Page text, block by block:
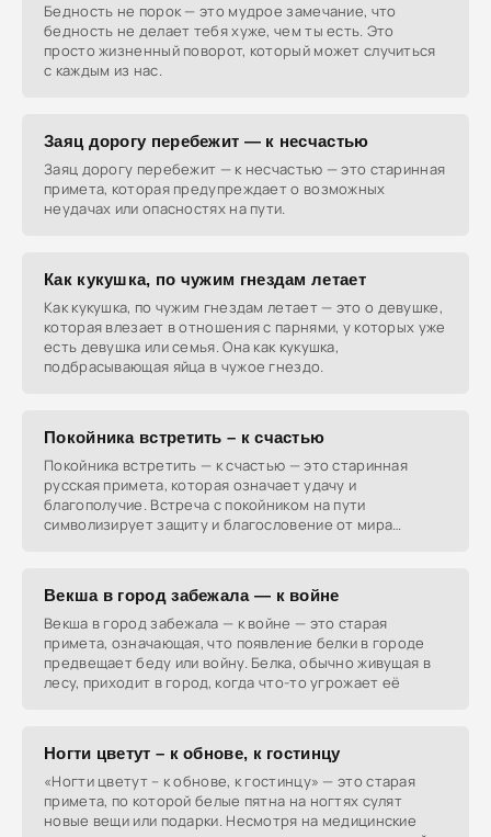
Бедность не порок — это мудрое замечание, что
бедность не делает тебя хуже, чем ты есть. Это
просто жизненный поворот, который может случиться
с каждым из нас.
Заяц дорогу перебежит — к несчастью
Заяц дорогу перебежит — к несчастью — это старинная
примета, которая предупреждает о возможных
неудачах или опасностях на пути.
Как кукушка, по чужим гнездам летает
Как кукушка, по чужим гнездам летает — это о девушке,
которая влезает в отношения с парнями, у которых уже
есть девушка или семья. Она как кукушка,
подбрасывающая яйца в чужое гнездо.
Покойника встретить – к счастью
Покойника встретить — к счастью — это старинная
русская примета, которая означает удачу и
благополучие. Встреча с покойником на пути
символизирует защиту и благословение от мира
Векша в город забежала — к войне
Векша в город забежала — к войне — это старая
примета, означающая, что появление белки в городе
предвещает беду или войну. Белка, обычно живущая в
лесу, приходит в город, когда что-то угрожает её
Ногти цветут – к обнове, к гостинцу
«Ногти цветут – к обнове, к гостинцу» — это старая
примета, по которой белые пятна на ногтях сулят
новые вещи или подарки. Несмотря на медицинские